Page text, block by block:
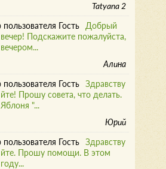
Tatyana 2
Добрый
вечер! Подскажите пожалуйста,
вечером...
Алина
Здравству
йте! Прошу совета, что делать.
Яблоня "...
Юрий
Здравству
йте. Прошу помощи. В этом
году...